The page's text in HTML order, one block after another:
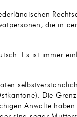
die in
Es ist immer
Die
Anwälte